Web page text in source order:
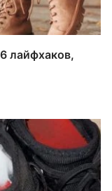
лайфхаков,